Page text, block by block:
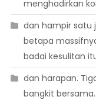
menghadirkan
dan hampir satu
betapa
badai kesulitan
dan harapan.
bangkit